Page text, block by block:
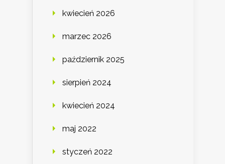
kwiecień 2026
marzec 2026
październik 2025
sierpień 2024
kwiecień 2024
maj 2022
styczeń 2022